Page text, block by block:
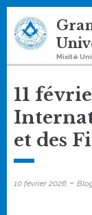
Skip
to
content
Mixité
11
et des
10 février 2026 -